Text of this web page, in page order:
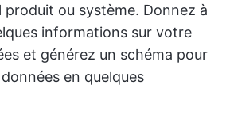
ou système. Donnez à
informations sur votre
et générez un schéma pour
en quelques